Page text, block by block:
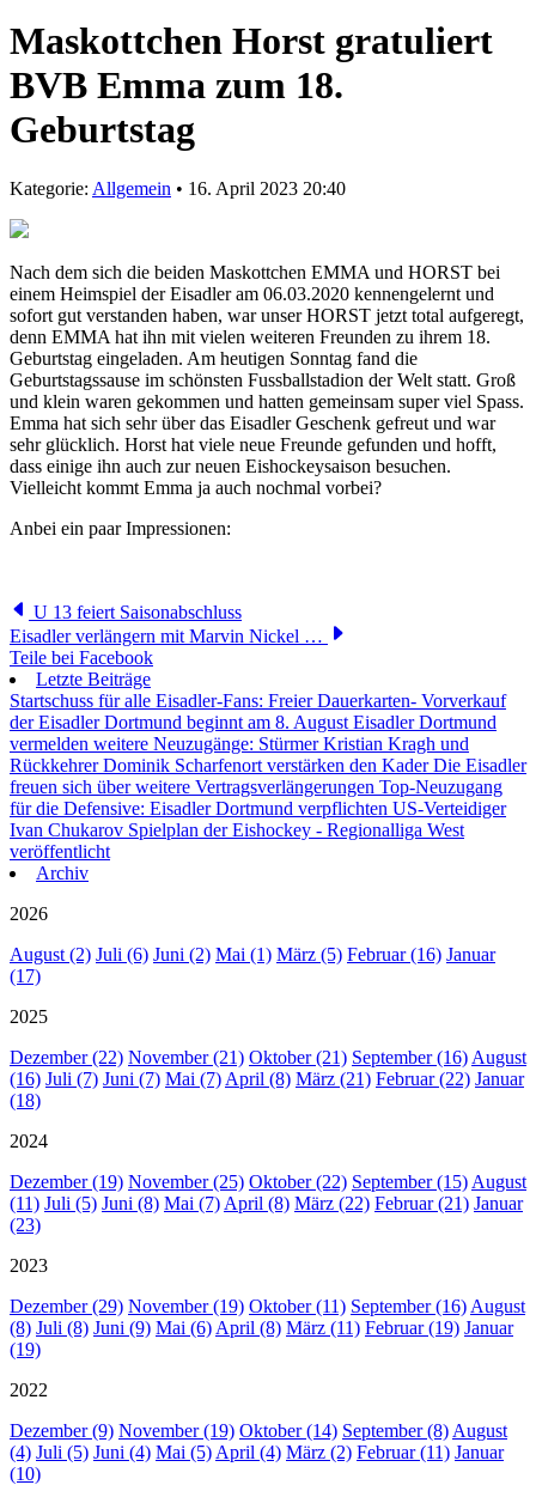
Maskottchen Horst gratuliert
BVB Emma zum 18.
Geburtstag
Kategorie: Allgemein • 16. April 2023 20:40
Nach dem sich die beiden Maskottchen EMMA und HORST bei
einem Heimspiel der Eisadler am 06.03.2020 kennengelernt und
sofort gut verstanden haben, war unser HORST jetzt total aufgeregt,
denn EMMA hat ihn mit vielen weiteren Freunden zu ihrem 18.
Geburtstag eingeladen. Am heutigen Sonntag fand die
Geburtstagssause im schönsten Fussballstadion der Welt statt. Groß
und klein waren gekommen und hatten gemeinsam super viel Spass.
Emma hat sich sehr über das Eisadler Geschenk gefreut und war
sehr glücklich. Horst hat viele neue Freunde gefunden und hofft,
dass einige ihn auch zur neuen Eishockeysaison besuchen.
Vielleicht kommt Emma ja auch nochmal vorbei?
Anbei ein paar Impressionen:
U 13 feiert Saisonabschluss
Eisadler verlängern mit Marvin Nickel …
Teile bei Facebook
Letzte Beiträge
Startschuss für alle Eisadler-Fans: Freier Dauerkarten- Vorverkauf
der Eisadler Dortmund beginnt am 8. August Eisadler Dortmund
vermelden weitere Neuzugänge: Stürmer Kristian Kragh und
Rückkehrer Dominik Scharfenort verstärken den KaderDie Eisadler
freuen sich über weitere Vertragsverlängerungen Top-Neuzugang
für die Defensive: Eisadler Dortmund verpflichten US-Verteidiger
Ivan Chukarov Spielplan der Eishockey - Regionalliga West
veröffentlicht
Archiv
2026
August (2) Juli (6) Juni (2) Mai (1) März (5) Februar (16) Januar
(17)
2025
Dezember (22) November (21) Oktober (21) September (16) August
(16) Juli (7) Juni (7) Mai (7) April (8) März (21) Februar (22) Januar
(18)
2024
Dezember (19) November (25) Oktober (22) September (15) August
(11) Juli (5) Juni (8) Mai (7) April (8) März (22) Februar (21) Januar
(23)
2023
Dezember (29) November (19) Oktober (11) September (16) August
(8) Juli (8) Juni (9) Mai (6) April (8) März (11) Februar (19) Januar
(19)
2022
Dezember (9) November (19) Oktober (14) September (8) August
(4) Juli (5) Juni (4) Mai (5) April (4) März (2) Februar (11) Januar
(10)